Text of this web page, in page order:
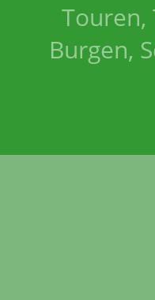
Touren,
Burgen,